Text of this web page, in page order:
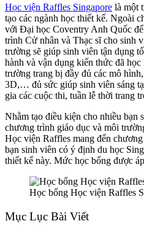
Học viện Raffles Singapore là một
tạo các ngành học thiết kế. Ngoài
với Đại học Coventry Anh Quốc
trình Cử nhân và Thạc sĩ cho sinh
trường sẽ giúp sinh viên tận dụng
hành và vận dụng kiến thức đã
trường trang bị đầy đủ các mô
3D,… đủ sức giúp sinh viên sáng
gia các cuộc thi, tuần lễ thời trang
Nhằm tạo điều kiện cho nhiều bạn
chương trình giáo dục và môi
Học viện Raffles mang đến
bạn sinh viên có ý định du học
thiết kế này. Mức học bổng được
Học bổng Học viện Raffles
Mục Lục Bài Viết